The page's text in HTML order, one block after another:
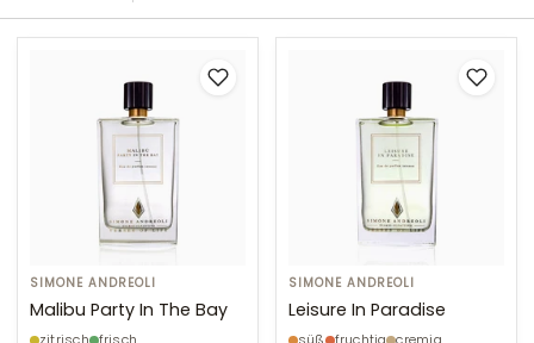
Malibu
Party
In
SIMONE ANDREOLI
Malibu Party In The Bay
Leisure
In
Paradise
SIMONE ANDREOLI
Leisure In Paradise